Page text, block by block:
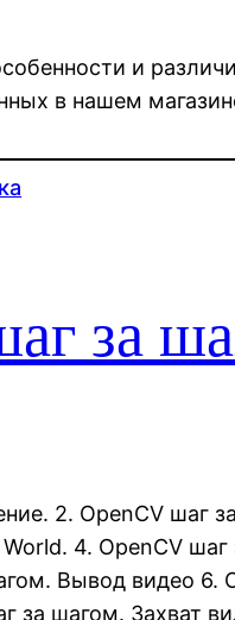
и
в нашем
за
2. OpenCV шаг
4. OpenCV шаг
Вывод видео 6.
за шагом. Захват